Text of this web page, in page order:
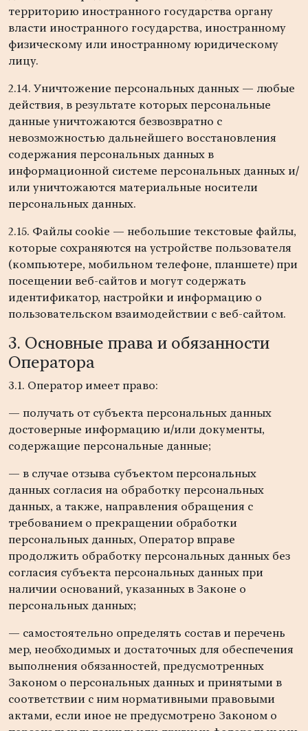
территорию иностранного государства органу
власти иностранного государства, иностранному
физическому или иностранному юридическому
лицу.
2.14. Уничтожение персональных данных — любые
действия, в результате которых персональные
данные уничтожаются безвозвратно с
невозможностью дальнейшего восстановления
содержания персональных данных в
информационной системе персональных данных и/
или уничтожаются материальные носители
персональных данных.
2.15. Файлы cookie — небольшие текстовые файлы,
которые сохраняются на устройстве пользователя
(компьютере, мобильном телефоне, планшете) при
посещении веб-сайтов и могут содержать
идентификатор, настройки и информацию о
пользовательском взаимодействии с веб-сайтом.
3. Основные права и обязанности
Оператора
3.1. Оператор имеет право:
— получать от субъекта персональных данных
достоверные информацию и/или документы,
содержащие персональные данные;
— в случае отзыва субъектом персональных
данных согласия на обработку персональных
данных, а также, направления обращения с
требованием о прекращении обработки
персональных данных, Оператор вправе
продолжить обработку персональных данных без
согласия субъекта персональных данных при
наличии оснований, указанных в Законе о
персональных данных;
— самостоятельно определять состав и перечень
мер, необходимых и достаточных для обеспечения
выполнения обязанностей, предусмотренных
Законом о персональных данных и принятыми в
соответствии с ним нормативными правовыми
актами, если иное не предусмотрено Законом о